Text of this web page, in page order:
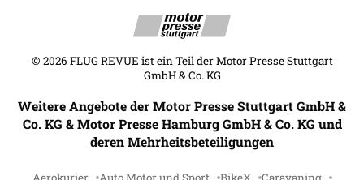
© 2026 FLUG REVUE ist ein Teil der Motor Presse Stuttgart
GmbH & Co. KG
Weitere Angebote der Motor Presse Stuttgart GmbH &
Co. KG & Motor Presse Hamburg GmbH & Co. KG und
deren Mehrheitsbeteiligungen